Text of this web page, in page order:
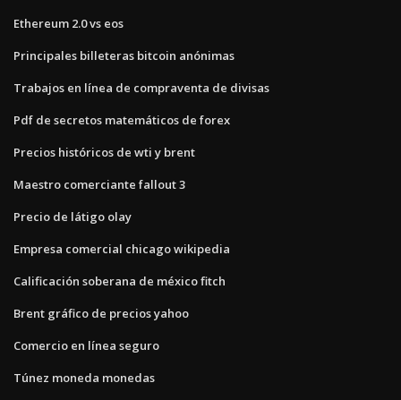
Ethereum 2.0 vs eos
Principales billeteras bitcoin anónimas
Trabajos en línea de compraventa de divisas
Pdf de secretos matemáticos de forex
Precios históricos de wti y brent
Maestro comerciante fallout 3
Precio de látigo olay
Empresa comercial chicago wikipedia
Calificación soberana de méxico fitch
Brent gráfico de precios yahoo
Comercio en línea seguro
Túnez moneda monedas